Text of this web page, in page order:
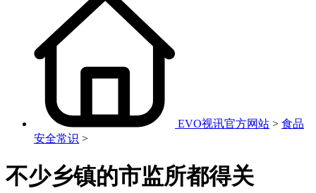
EVO视讯官方网站 > 食品
安全常识 >
不少乡镇的市监所都得关